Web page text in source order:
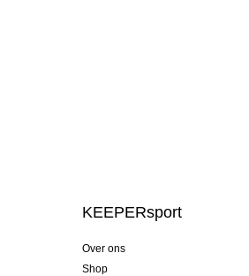
KEEPERsport
Over ons
Shop